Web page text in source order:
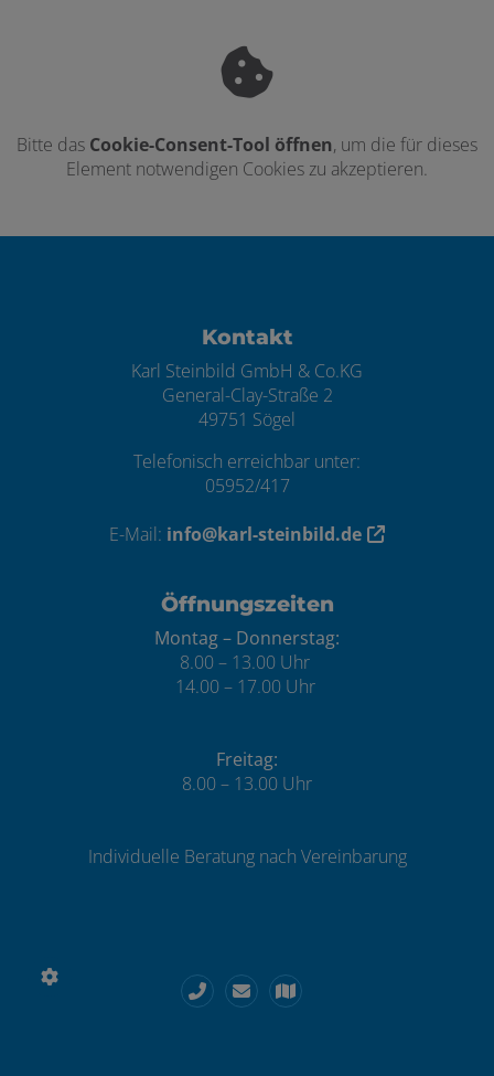
Bitte das Cookie-Consent-Tool öffnen, um die für dieses
Element notwendigen Cookies zu akzeptieren.
Kontakt
Karl Steinbild GmbH & Co.KG
General-Clay-Straße 2
49751 Sögel
Telefonisch erreichbar unter:
05952/417
E-Mail: info@karl-steinbild.de
Öffnungszeiten
Montag – Donnerstag:
8.00 – 13.00 Uhr
14.00 – 17.00 Uhr
Freitag:
8.00 – 13.00 Uhr
Individuelle Beratung nach Vereinbarung